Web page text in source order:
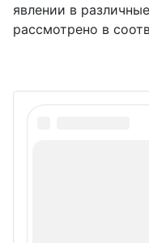
явлении в
рассмотрено в